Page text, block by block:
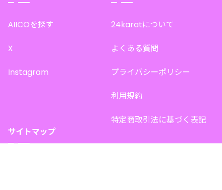
AIICOを探す
X
Instagram
24karatについて
よくある質問
プライバシーポリシー
利用規約
特定商取引法に基づく表記
サイトマップ